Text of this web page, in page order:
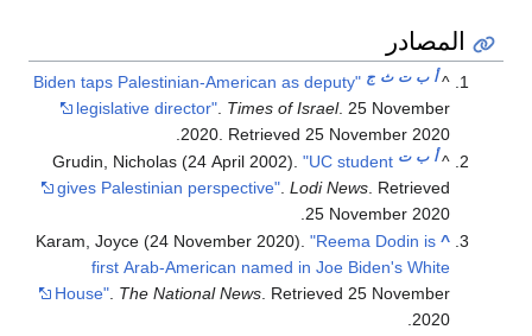
المصادر
^أ ب ت ث ج
"Biden taps Palestinian-American as deputy
legislative director" Times of Israel. 25 November
2020 . Retrieved 25 November 2020
^أ ب ت Grudin, Nicholas (24 April 2002)."UC student
gives Palestinian perspective" .Lodi News . Retrieved
25 November 2020
^
Karam, Joyce (24 November 2020)."Reema Dodin is
first Arab-American named in Joe Biden's White
House". The National News. Retrieved25 November
2020
.